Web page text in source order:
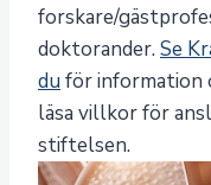
forskare/
doktorander. ​ Se
du för information
läsa villkor för
stiftelsen.​